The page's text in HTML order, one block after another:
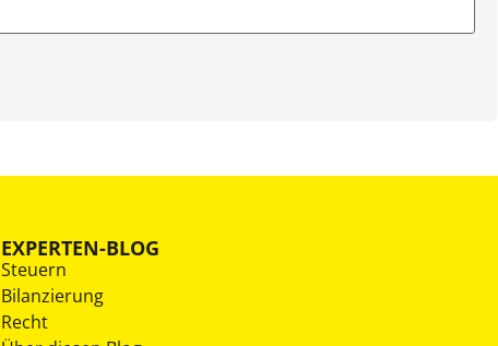
EXPERTEN-BLOG
Steuern
Bilanzierung
Recht